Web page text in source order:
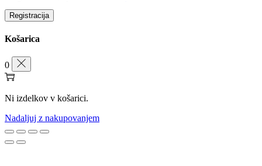
Registracija
Košarica
0
Ni izdelkov v košarici.
Nadaljuj z nakupovanjem